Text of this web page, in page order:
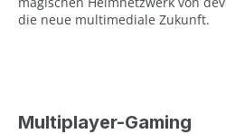
die neue multimediale Zukunft.
Multiplayer-Gaming